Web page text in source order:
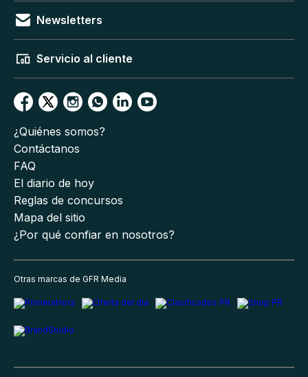
Newsletters
Servicio al cliente
¿Quiénes somos?
Contáctanos
FAQ
El diario de hoy
Reglas de concursos
Mapa del sitio
¿Por qué confiar en nosotros?
Otras marcas de GFR Media